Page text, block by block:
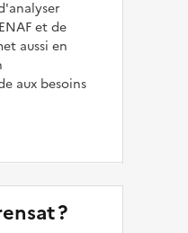
et de
aussi en
aux besoins
?